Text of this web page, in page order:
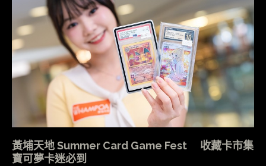
黃埔天地 Summer Card Game Fest 收藏卡市集
寶可夢卡迷必到